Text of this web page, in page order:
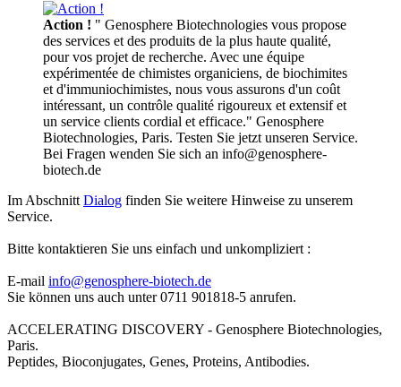
Action ! " Genosphere Biotechnologies vous propose
des services et des produits de la plus haute qualité,
pour vos projet de recherche. Avec une équipe
expérimentée de chimistes organiciens, de biochimites
et d'immuniochimistes, nous vous assurons d'un coût
intéressant, un contrôle qualité rigoureux et extensif et
un service clients cordial et efficace." Genosphere
Biotechnologies, Paris. Testen Sie jetzt unseren Service.
Bei Fragen wenden Sie sich an info@genosphere-
biotech.de
Im Abschnitt Dialog finden Sie weitere Hinweise zu unserem
Service.
Bitte kontaktieren Sie uns einfach und unkompliziert :
E-mail info@genosphere-biotech.de
Sie können uns auch unter 0711 901818-5 anrufen.
ACCELERATING DISCOVERY - Genosphere Biotechnologies,
Paris.
Peptides, Bioconjugates, Genes, Proteins, Antibodies.